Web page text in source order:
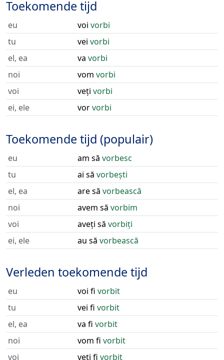
Toekomende tijd
eu voi vorbi
tu
vei vorbi
el, ea
va vorbi
noi
vom vorbi
voi
veți vorbi
ei, ele
vorvorbi
Toekomende tijd (populair)
eu am să vorbesc
tu
ai să vorbești
el, ea
are să vorbească
noi
avem să vorbim
voi
aveți să vorbiți
ei, ele
au să vorbească
Verleden toekomende tijd
eu voi fi vorbit
tu
vei fi vorbit
el, ea
va fi vorbit
noi
vom fi vorbit
voi
veți fi vorbit